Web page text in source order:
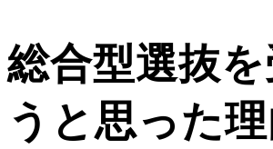
総合型選抜を
うと思った